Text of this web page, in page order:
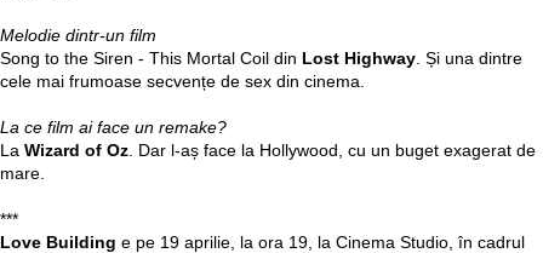
Melodie dintr-un film
Song to the Siren - This Mortal Coil din Lost Highway. Și una dintre
cele mai frumoase secvențe de sex din cinema.
La ce film ai face un remake?
La Wizard of Oz. Dar l-aș face la Hollywood, cu un buget exagerat de
mare.
***
Love Building e pe 19 aprilie, la ora 19, la Cinema Studio, în cadrul